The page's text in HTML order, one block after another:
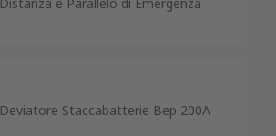
Deviatore Staccabatterie Bep 200A